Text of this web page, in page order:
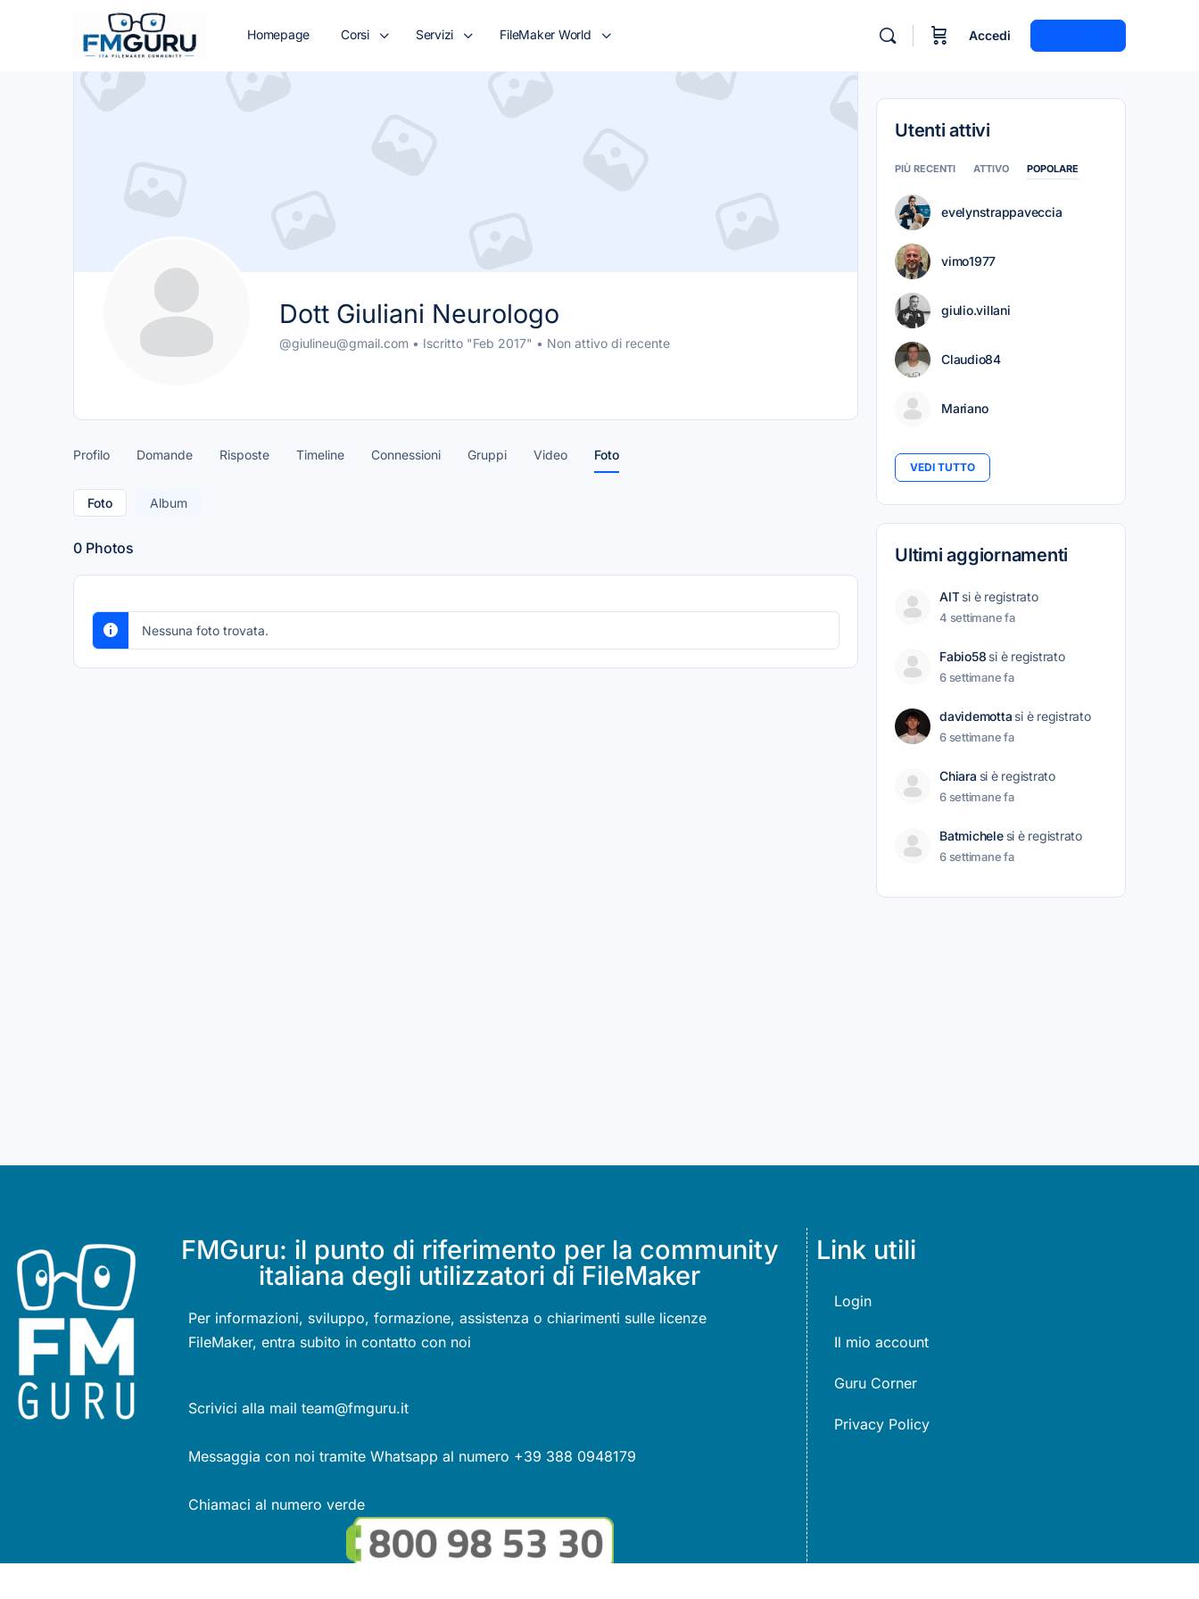
Homepage Corsi Servizi FileMaker World Accedi
Dott Giuliani Neurologo
@giulineu@gmail.com • Iscritto "Feb 2017" • Non attivo di recente
Profilo Domande Risposte Timeline Connessioni Gruppi Video Foto
Foto Album
0 Photos
Nessuna foto trovata.
Utenti attivi
PIÙ RECENTI ATTIVO POPOLARE
evelynstrappaveccia
vimo1977
giulio.villani
Claudio84
Mariano
VEDI TUTTO
Ultimi aggiornamenti
AIT si è registrato
4 settimane fa
Fabio58 si è registrato
6 settimane fa
davidemotta si è registrato
6 settimane fa
Chiara si è registrato
6 settimane fa
Batmichele si è registrato
6 settimane fa
FMGuru: il punto di riferimento per la community
italiana degli utilizzatori di FileMaker
Per informazioni, sviluppo, formazione, assistenza o chiarimenti sulle licenze
FileMaker, entra subito in contatto con noi
Scrivici alla mail team@fmguru.it
Messaggia con noi tramite Whatsapp al numero +39 388 0948179
Chiamaci al numero verde
Link utili
Login
Il mio account
Guru Corner
Privacy Policy